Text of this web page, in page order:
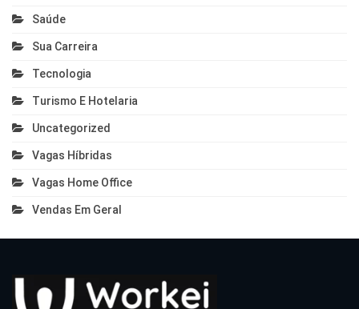
Saúde
Sua Carreira
Tecnologia
Turismo E Hotelaria
Uncategorized
Vagas Híbridas
Vagas Home Office
Vendas Em Geral